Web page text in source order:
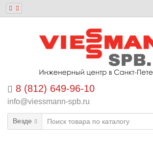
8 (812) 649-96-10
info@viessmann-spb.ru
Везде